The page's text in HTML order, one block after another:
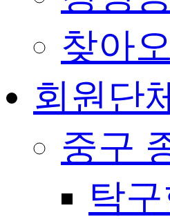
찾아
회원단
중구
탁